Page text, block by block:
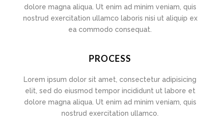
dolore magna aliqua. Ut enim ad minim veniam, quis
nostrud exercitation ullamco laboris nisi ut aliquip ex
ea commodo consequat.
PROCESS
Lorem ipsum dolor sit amet, consectetur adipisicing
elit, sed do eiusmod tempor incididunt ut labore et
dolore magna aliqua. Ut enim ad minim veniam, quis
nostrud exercitation ullamco.